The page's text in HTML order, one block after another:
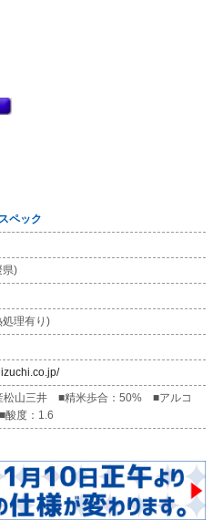
ペック
県)
処理有り)
松山三井 ■精米歩合：50% ■アルコ
度：1.6